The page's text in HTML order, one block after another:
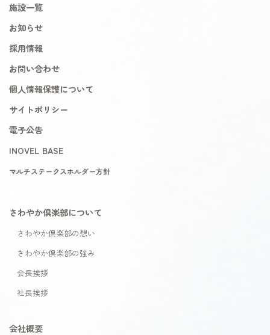
施設一覧
お知らせ
採用情報
お問い合わせ
個人情報保護について
サイトポリシー
電子公告
INOVEL BASE
マルチステークスホルダー方針
さわやか倶楽部について
さわやか倶楽部の想い
さわやか倶楽部の強み
会長挨拶
社長挨拶
会社概要